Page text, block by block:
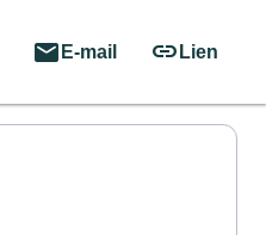
E-mail Lien